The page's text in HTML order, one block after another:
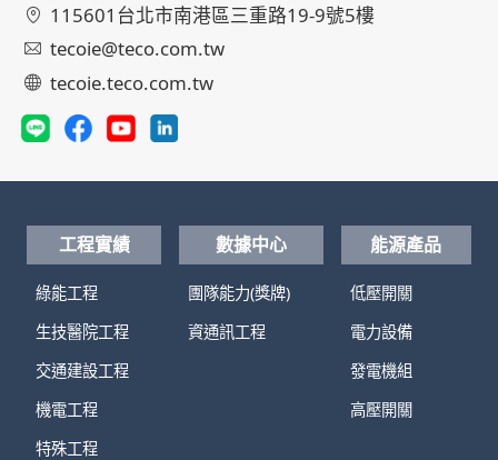
115601台北市南港區三重路19-9號5樓
tecoie@teco.com.tw
tecoie.teco.com.tw
工程實績
綠能工程
生技醫院工程
交通建設工程
機電工程
特殊工程
數據中心
團隊能力(獎牌)
資通訊工程
能源產品
低壓開關
電力設備
發電機組
高壓開關